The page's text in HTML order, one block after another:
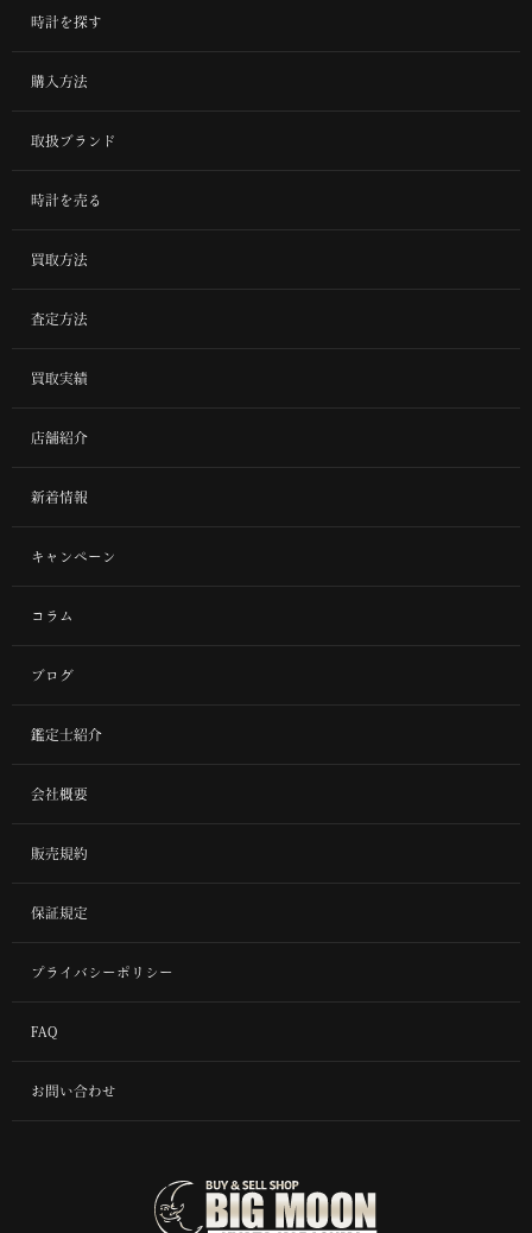
時計を探す
購入方法
取扱ブランド
時計を売る
買取方法
査定方法
買取実績
店舗紹介
新着情報
キャンペーン
コラム
ブログ
鑑定士紹介
会社概要
販売規約
保証規定
プライバシーポリシー
FAQ
お問い合わせ